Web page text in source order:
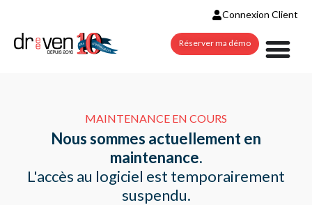
Connexion Client
Réserver ma démo
MAINTENANCE EN COURS
Nous sommes actuellement en
maintenance.
L'accès au logiciel est temporairement
suspendu.